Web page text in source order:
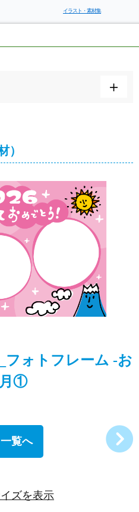
イラスト・素材集
）
フォトフレーム -お
①
一覧へ
ズを表示